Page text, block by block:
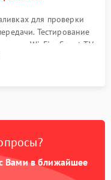
для проверки
Тестирование
Wi-Fi и Smart TV
часов.
Вами в ближайшее